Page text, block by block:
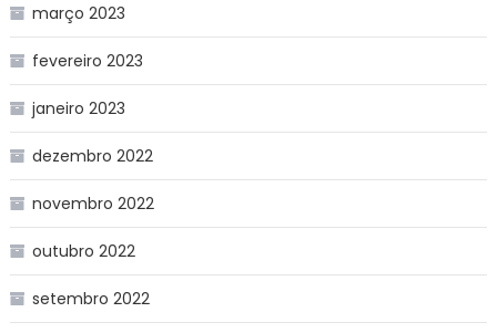
março 2023
fevereiro 2023
janeiro 2023
dezembro 2022
novembro 2022
outubro 2022
setembro 2022